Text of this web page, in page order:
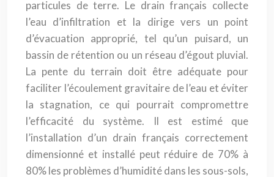
particules de terre. Le drain français collecte
l’eau d’infiltration et la dirige vers un point
d’évacuation approprié, tel qu’un puisard, un
bassin de rétention ou un réseau d’égout pluvial.
La pente du terrain doit être adéquate pour
faciliter l’écoulement gravitaire de l’eau et éviter
la stagnation, ce qui pourrait compromettre
l’efficacité du système. Il est estimé que
l’installation d’un drain français correctement
dimensionné et installé peut réduire de 70% à
80% les problèmes d’humidité dans les sous-sols,